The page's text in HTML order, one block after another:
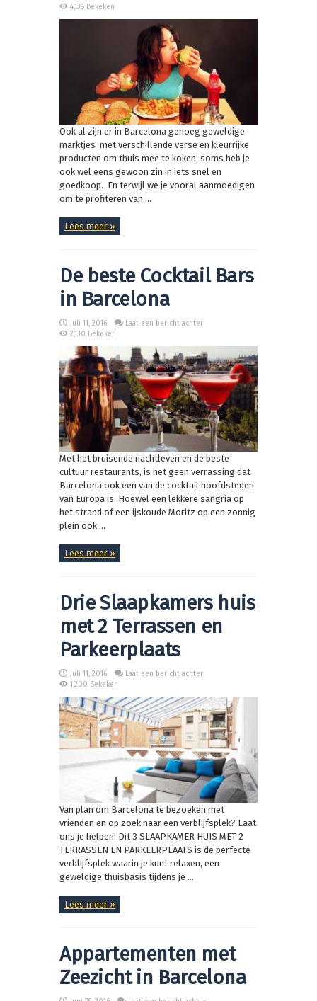
4,138 Bekeken
Ook al zijn er in Barcelona genoeg geweldige
marktjes met verschillende verse en kleurrijke
producten om thuis mee te koken, soms heb je
ook wel eens gewoon zin in iets snel en
goedkoop. En terwijl we je vooral aanmoedigen
om te profiteren van ...
Lees meer »
De beste Cocktail Bars
in Barcelona
Juli 11, 2016
Laat een bericht achter
2,130 Bekeken
Met het bruisende nachtleven en de beste
cultuur restaurants, is het geen verrassing dat
Barcelona ook een van de cocktail hoofdsteden
van Europa is. Hoewel een lekkere sangria op
het strand of een ijskoude Moritz op een zonnig
plein ook ...
Lees meer »
Drie Slaapkamers huis
met 2 Terrassen en
Parkeerplaats
Juli 11, 2016
Laat een bericht achter
1,200 Bekeken
Van plan om Barcelona te bezoeken met
vrienden en op zoek naar een verblijfsplek? Laat
ons je helpen! Dit 3 SLAAPKAMER HUIS MET 2
TERRASSEN EN PARKEERPLAATS is de perfecte
verblijfsplek waarin je kunt relaxen, een
geweldige thuisbasis tijdens je ...
Lees meer »
Appartementen met
Zeezicht in Barcelona